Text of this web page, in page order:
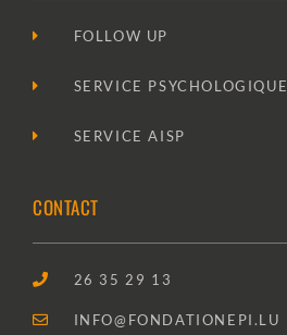
FOLLOW UP
SERVICE PSYCHOLOGIQUE
SERVICE AISP
CONTACT
26 35 29 13
INFO@FONDATIONEPI.LU